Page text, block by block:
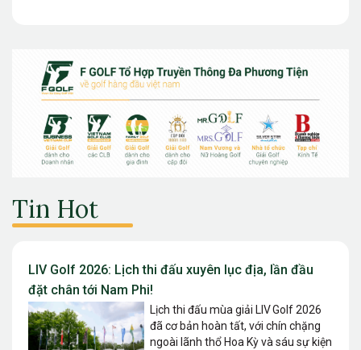
Tin Hot
LIV Golf 2026: Lịch thi đấu xuyên lục địa, lần đầu
đặt chân tới Nam Phi!
Lịch thi đấu mùa giải LIV Golf 2026
đã cơ bản hoàn tất, với chín chặng
ngoài lãnh thổ Hoa Kỳ và sáu sự kiện